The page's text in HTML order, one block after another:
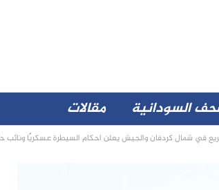
السودانية مقالات
شمال كردفان والجيش يعلن احكام السيطرة عسكريًا ونائب